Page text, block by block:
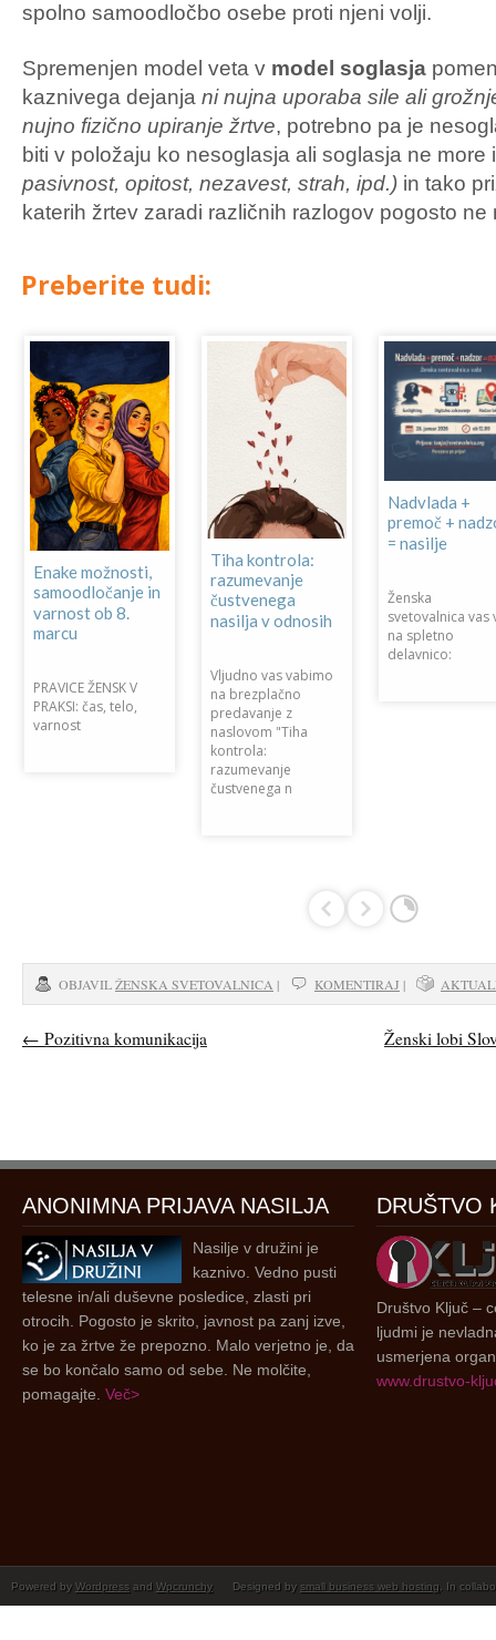
spolno samoodločbo osebe proti njeni volji.
Spremenjen model veta v model soglasja
kaznivega dejanja ni nujna uporaba sile ali
nujno fizično upiranje žrtve, potrebno pa je
biti v položaju ko nesoglasja ali soglasja ne more
pasivnost, opitost, nezavest, strah, ipd.) in tako
katerih žrtev zaradi različnih razlogov pogosto ne
Preberite tudi:
Enake možnosti,
samoodločanje in
varnost ob 8.
marcu
PRAVICE ŽENSK V
PRAKSI: čas, telo,
varnost
Tiha kontrola:
razumevanje
čustvenega
nasilja v odnosih
Vljudno vas vabimo
na brezplačno
predavanje z
naslovom "Tiha
kontrola:
razumevanje
čustvenega n
Nadvlada +
premoč +
= nasilje
Ženska
svetovalnica vas
na spletno
delavnico:
OBJAVILŽENSKA SVETOVALNICA | KOMENTIRAJ |
← Pozitivna komunikacija Ženski lobi
ANONIMNA PRIJAVA NASILJA
Nasilje v družini je
kaznivo. Vedno pusti
telesne in/ali duševne posledice, zlasti pri
otrocih. Pogosto je skrito, javnost pa zanj izve,
ko je za žrtve že prepozno. Malo verjetno je, da
se bo končalo samo od sebe. Ne molčite,
pomagajte. Več>
DRUŠTVO
Društvo Ključ –
ljudmi je
usmerjena
www.drustvo-
Powered by Wordpress and Wpcrunchy Designed by small business web hosting. In